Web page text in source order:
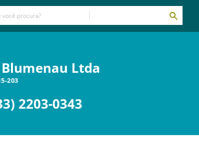
Ltda
203
2203-0343